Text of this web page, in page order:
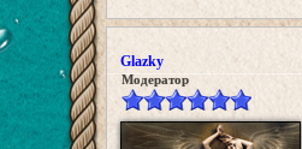
Glazky
Модератор